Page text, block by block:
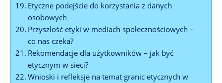
Etyczne podejście do korzystania z danych
osobowych
Przyszłość etyki w mediach społecznościowych –
co nas czeka?
Rekomendacje dla użytkowników – jak być
etycznym w sieci?
Wnioski i refleksje na temat granic etycznych w